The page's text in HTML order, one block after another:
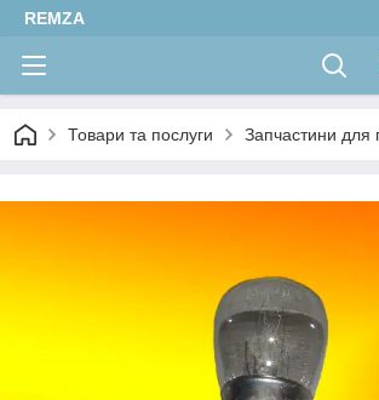
REMZA
Товари та послуги Запчастини для